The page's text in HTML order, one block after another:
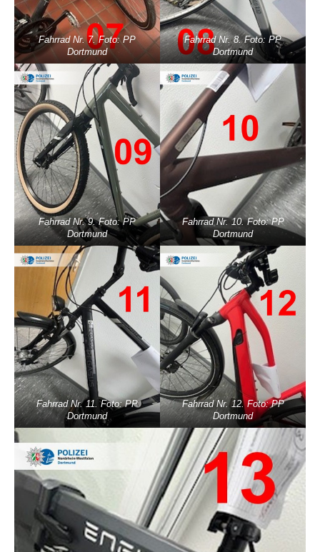
Fahrrad Nr. 7. Foto: PP
Dortmund
Fahrrad Nr. 8. Foto: PP
Dortmund
Fahrrad Nr. 9. Foto: PP
Dortmund
Fahrrad Nr. 10. Foto: PP
Dortmund
Fahrrad Nr. 11. Foto: PP
Dortmund
Fahrrad Nr. 12. Foto: PP
Dortmund